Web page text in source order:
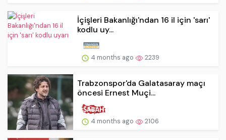
İçişleri Bakanlığı'ndan 16 il için 'sarı'
kodlu uy...
4 months ago 2239
Trabzonspor'da Galatasaray maçı
öncesi Ernest Muçi...
4 months ago 2106